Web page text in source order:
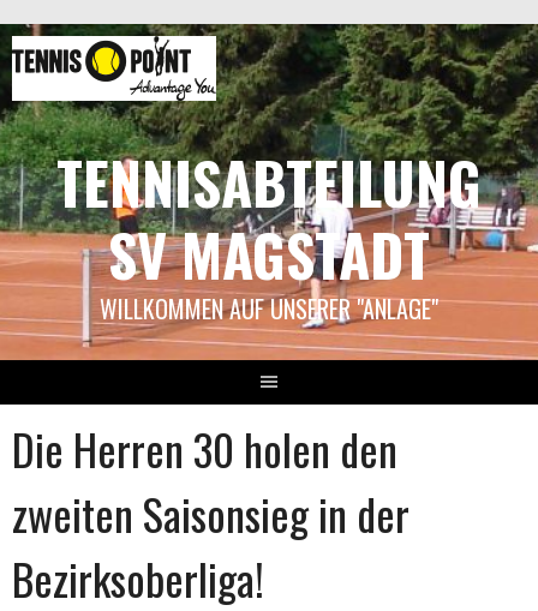
zum
Inhalt
TENNISABTEILUNG
SV MAGSTADT
WILLKOMMEN AUF UNSERER "ANLAGE"
Die Herren 30 holen den
zweiten Saisonsieg in der
Bezirksoberliga!